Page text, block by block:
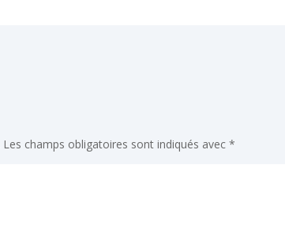
Les champs obligatoires sont indiqués avec*